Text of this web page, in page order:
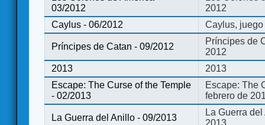
03/2012
2012
Caylus - 06/2012
Caylus,
Príncipes de Catan - 09/2012
Príncipes de
2012
2013
2013
Escape: The Curse of the Temple
- 02/2013
Escape: The
febrero de
La Guerra del Anillo - 09/2013
La Guerra